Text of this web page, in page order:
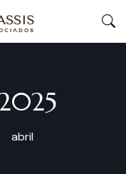
abril